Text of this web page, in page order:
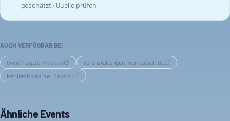
geschätzt · Quelle prüfen
AUCH VERFÜGBAR BEI
eventfrog.de Magazin
veranstaltungen.meinestadt.de
berlinmitkind.de Magazin
Ähnliche Events